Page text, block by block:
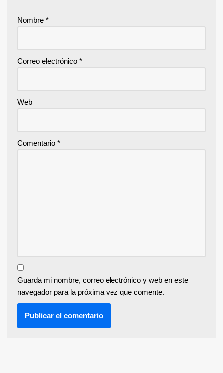
Nombre *
Correo electrónico *
Web
Comentario *
Guarda mi nombre, correo electrónico y web en este
navegador para la próxima vez que comente.